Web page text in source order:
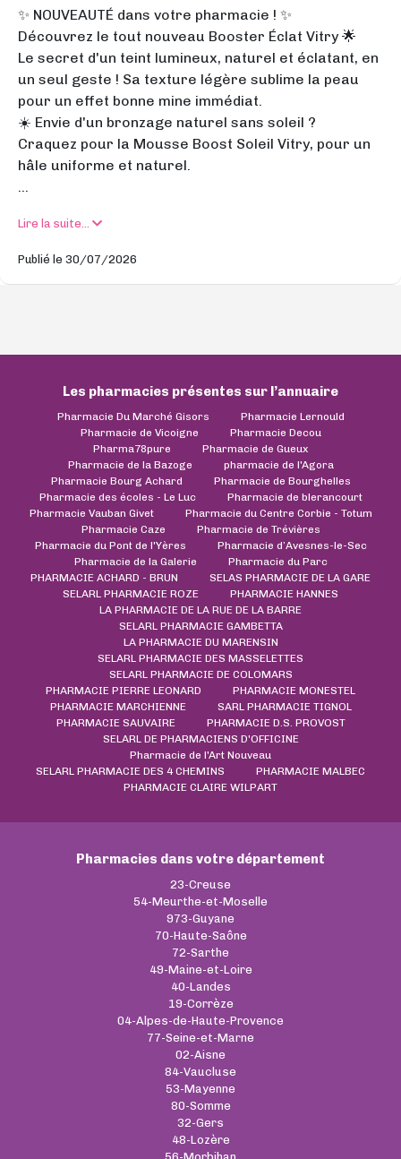
✨ NOUVEAUTÉ dans votre pharmacie ! ✨
Découvrez le tout nouveau Booster Éclat Vitry 🌟
Le secret d'un teint lumineux, naturel et éclatant, en
un seul geste ! Sa texture légère sublime la peau
pour un effet bonne mine immédiat.
☀️ Envie d'un bronzage naturel sans soleil ?
Craquez pour la Mousse Boost Soleil Vitry, pour un
hâle uniforme et naturel.
...
Lire la suite...
Publié le 30/07/2026
Les pharmacies présentes sur l’annuaire
Pharmacie Du Marché Gisors
Pharmacie Lernould
Pharmacie de Vicoigne
Pharmacie Decou
Pharma78pure
Pharmacie de Gueux
Pharmacie de la Bazoge
pharmacie de l'Agora
Pharmacie Bourg Achard
Pharmacie de Bourghelles
Pharmacie des écoles - Le Luc
Pharmacie de blerancourt
Pharmacie Vauban Givet
Pharmacie du Centre Corbie - Totum
Pharmacie Caze
Pharmacie de Trévières
Pharmacie du Pont de l'Yères
Pharmacie d’Avesnes-le-Sec
Pharmacie de la Galerie
Pharmacie du Parc
PHARMACIE ACHARD - BRUN
SELAS PHARMACIE DE LA GARE
SELARL PHARMACIE ROZE
PHARMACIE HANNES
LA PHARMACIE DE LA RUE DE LA BARRE
SELARL PHARMACIE GAMBETTA
LA PHARMACIE DU MARENSIN
SELARL PHARMACIE DES MASSELETTES
SELARL PHARMACIE DE COLOMARS
PHARMACIE PIERRE LEONARD
PHARMACIE MONESTEL
PHARMACIE MARCHIENNE
SARL PHARMACIE TIGNOL
PHARMACIE SAUVAIRE
PHARMACIE D.S. PROVOST
SELARL DE PHARMACIENS D'OFFICINE
Pharmacie de l'Art Nouveau
SELARL PHARMACIE DES 4 CHEMINS
PHARMACIE MALBEC
PHARMACIE CLAIRE WILPART
Pharmacies dans votre département
23-Creuse
54-Meurthe-et-Moselle
973-Guyane
70-Haute-Saône
72-Sarthe
49-Maine-et-Loire
40-Landes
19-Corrèze
04-Alpes-de-Haute-Provence
77-Seine-et-Marne
02-Aisne
84-Vaucluse
53-Mayenne
80-Somme
32-Gers
48-Lozère